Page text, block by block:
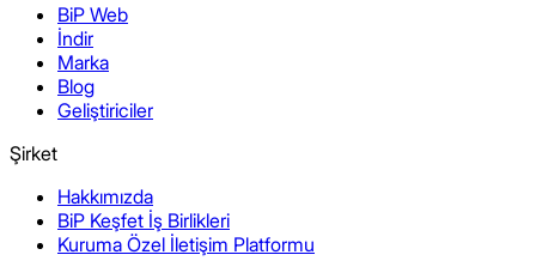
BiP Web
İndir
Marka
Blog
Geliştiriciler
Şirket
Hakkımızda
BiP Keşfet İş Birlikleri
Kuruma Özel İletişim Platformu